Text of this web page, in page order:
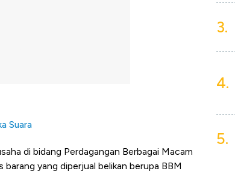
Suara
di bidang Perdagangan Berbagai Macam
yang diperjual belikan berupa BBM
3.
4.
5.